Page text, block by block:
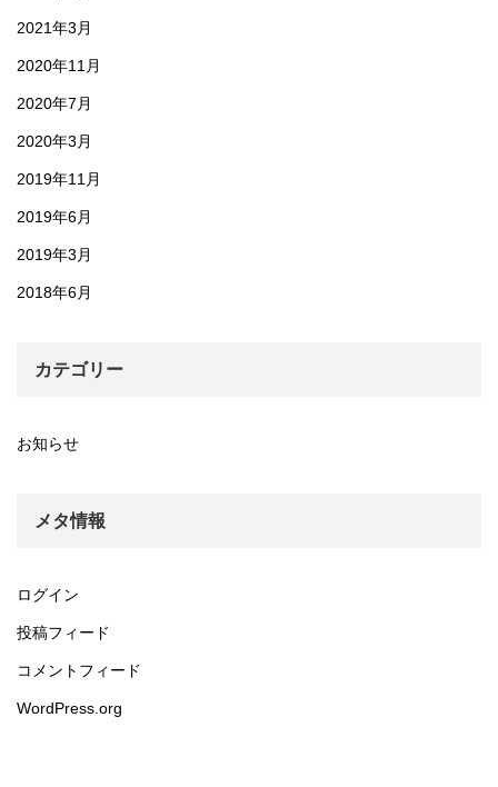
2021年3月
2020年11月
2020年7月
2020年3月
2019年11月
2019年6月
2019年3月
2018年6月
カテゴリー
お知らせ
メタ情報
ログイン
投稿フィード
コメントフィード
WordPress.org